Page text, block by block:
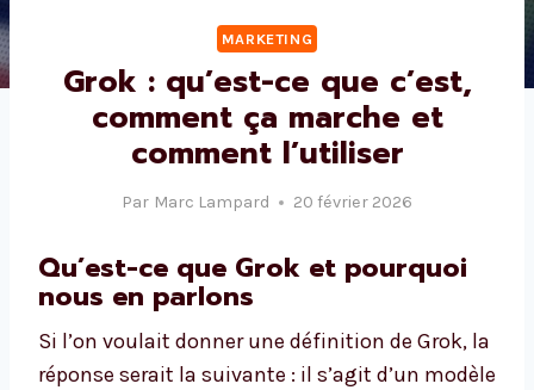
MARKETING
Grok : qu’est-ce que c’est,
comment ça marche et
comment l’utiliser
Par Marc Lampard 20 février 2026
Qu’est-ce que Grok et pourquoi
nous en parlons
Si l’on voulait donner une définition de Grok, la
réponse serait la suivante : il s’agit d’un modèle